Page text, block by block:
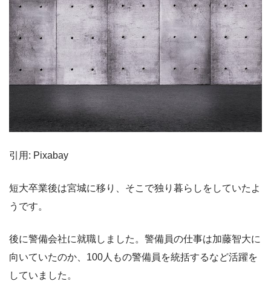
引用: Pixabay
短大卒業後は宮城に移り、そこで独り暮らしをしていたよ
うです。
後に警備会社に就職しました。警備員の仕事は加藤智大に
向いていたのか、100人もの警備員を統括するなど活躍を
していました。